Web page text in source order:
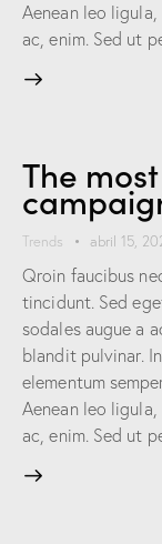
Aenean leo
ac, enim. Sed ut
The
Trends abril 15,
Qroin faucibus
tincidunt. Sed
sodales augue a
blandit pulvinar.
elementum
Aenean leo
ac, enim. Sed ut